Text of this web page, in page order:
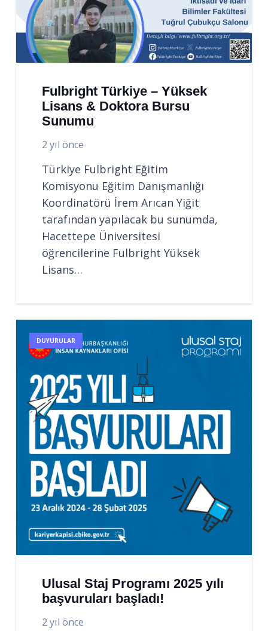
Fulbright Türkiye – Yüksek
Lisans & Doktora Bursu
Sunumu
2 yıl önce
Türkiye Fulbright Eğitim
Komisyonu Eğitim Danışmanlığı
Koordinatörü İrem Arıcan Yiğit
tarafından yapılacak bu sunumda,
Hacettepe Üniversitesi
öğrencilerine Fulbright Yüksek
Lisans…
DUYURULAR
Ulusal Staj Programı 2025 yılı
başvuruları başladı!
2 yıl önce